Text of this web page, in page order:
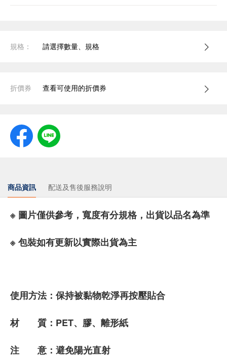
規格： 請選擇數量、規格
折價券 查看可使用的折價券
商品資訊 配送及售後服務說明
※ 圖片僅供參考，寬度有分規格，出貨以品名為準
※ 包裝如有更新以實際出貨為主
使用方法：保持被黏物乾淨再按壓貼合
材 質：PET、膠、離形紙
注 意：避免陽光直射